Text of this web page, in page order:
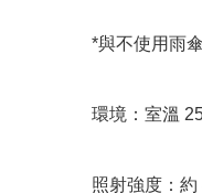
*與不使用雨
環境：室溫
照射強度：約